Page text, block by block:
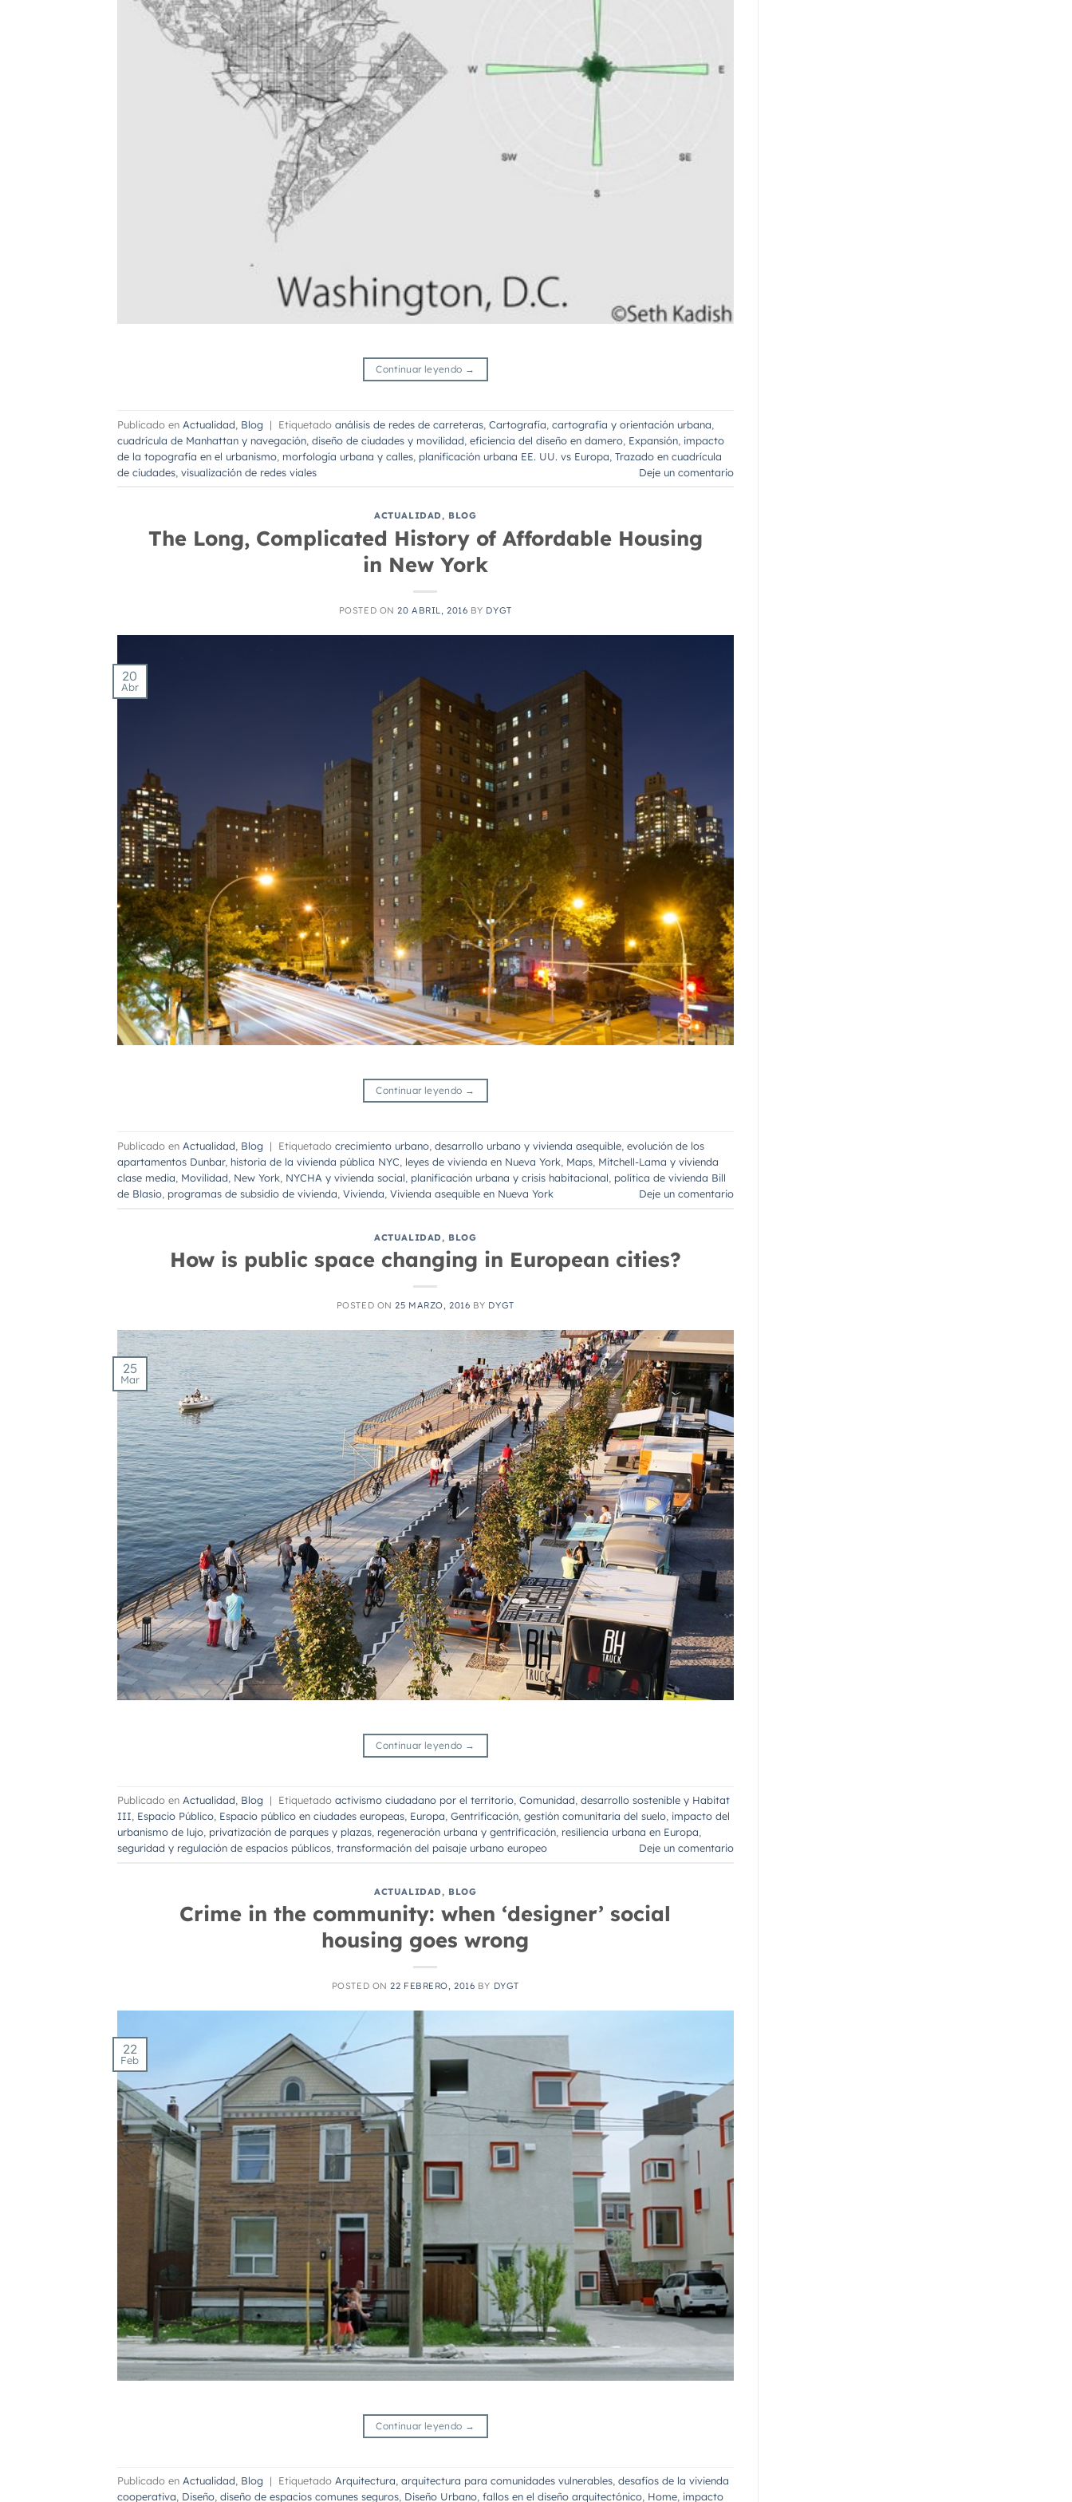
Continuar leyendo →
Publicado en Actualidad Blog | Etiquetado análisis de redes de carreteras Cartografía cartografía y orientación urbana
cuadrícula de Manhattan y navegación diseño de ciudades y movilidad eficiencia del diseño en damero Expansión impacto
de la topografía en el urbanismo morfología urbana y calles planificación urbana EE. UU. vs Europa Trazado en cuadrícula
de ciudades visualización de redes viales Deje un comentario
ACTUALIDAD, BLOG
The Long, Complicated History of Affordable Housing
in New York
POSTED ON20 ABRIL, 2016 BY DYGT
20
Abr
Continuar leyendo →
Publicado en Actualidad Blog | Etiquetado crecimiento urbano desarrollo urbano y vivienda asequible evolución de los
apartamentos Dunbar, historia de la vivienda pública NYC leyes de vivienda en Nueva York Maps Mitchell-Lama y vivienda
clase media Movilidad New York NYCHA y vivienda social planificación urbana y crisis habitacional política de vivienda Bill
de Blasio programas de subsidio de vivienda Vivienda Vivienda asequible en Nueva York Deje un comentario
ACTUALIDAD , BLOG
How is public space changing in European cities?
POSTED ON25 MARZO, 2016 BY DYGT
25
Mar
Continuar leyendo →
Publicado en Actualidad Blog | Etiquetado activismo ciudadano por el territorio Comunidad desarrollo sostenible y Habitat
III Espacio Público Espacio público en ciudades europeas Europa Gentrificación gestión comunitaria del suelo impacto del
urbanismo de lujo privatización de parques y plazas regeneración urbana y gentrificación resiliencia urbana en Europa
seguridad y regulación de espacios públicos transformación del paisaje urbano europeo Deje un comentario
ACTUALIDAD , BLOG
Crime in the community: when ‘designer’ social
housing goes wrong
POSTED ON22 FEBRERO, 2016 BY DYGT
22
Feb
Continuar leyendo →
Publicado en Actualidad Blog | Etiquetado Arquitectura arquitectura para comunidades vulnerables desafíos de la vivienda
cooperativa Diseño diseño de espacios comunes seguros Diseño Urbano fallos en el diseño arquitectónico Home impacto